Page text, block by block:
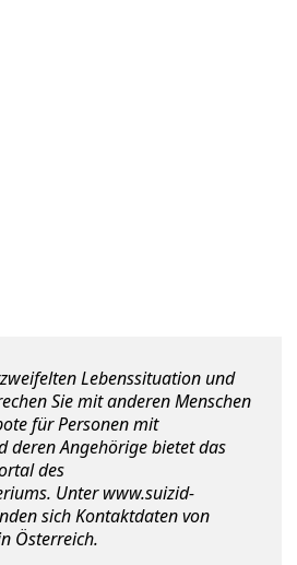
Lebenssituation und
Sie mit anderen Menschen
für Personen mit
deren Angehörige bietet das
des
Unterwww.suizid-
sich Kontaktdaten von
Österreich.